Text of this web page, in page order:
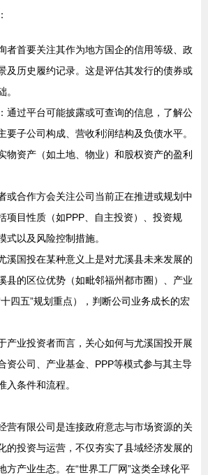
者首要关注其作为地方国企的信用等级、政
及历史履约记录。这是评估其发行的债券或
。
通过平台可能披露或可查询的信息，了解公
要子公司构成、营收利润结构及负债水平。
物资产（如土地、物业）和股权资产的盈利
或合作方会关注公司当前正在推进或规划中
项目性质（如PPP、自主投资）、投资规
式以及风险控制措施。
溪国投在某种意义上是对尤溪县未来发展的
县的区位优势（如毗邻福州都市圈）、产业
四五”规划重点），判断公司业务成长的宏
产业投资者而言，关心如何与尤溪国投开展
资公司、产业基金、PPP等模式参与其主导
入条件和流程。
营有限公司是连接政府意志与市场资源的关
的投资与运营，不仅夯实了县域经济发展的
方产业生态。在“世界工厂网”这类全球化平